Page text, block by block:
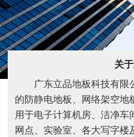
关
广东立品地板科技有限
的防静电地板、网络架空地
用于电子计算机房、洁净
网点、实验室、各大写字